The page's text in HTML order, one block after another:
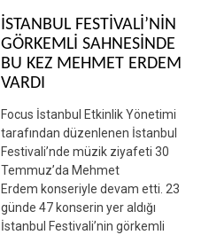
İSTANBUL FESTİVALİ’NİN
GÖRKEMLİ SAHNESİNDE
BU KEZ MEHMET ERDEM
VARDI
Focus İstanbul Etkinlik Yönetimi
tarafından düzenlenen İstanbul
Festivali’nde müzik ziyafeti 30
Temmuz’da Mehmet
Erdem konseriyle devam etti. 23
günde 47 konserin yer aldığı
İstanbul Festivali’nin görkemli